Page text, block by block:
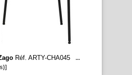
Réf. ARTY-CHA045
...